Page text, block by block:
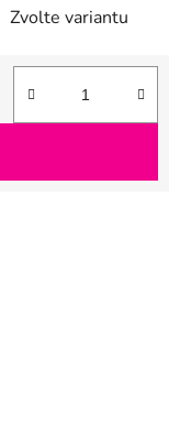
Zvolte variantu